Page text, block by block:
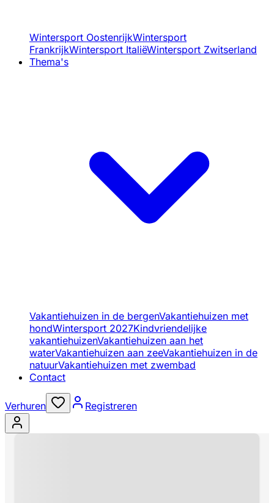
Wintersport OostenrijkWintersport
FrankrijkWintersport ItaliëWintersport Zwitserland
Thema's
Vakantiehuizen in de bergenVakantiehuizen met
hondWintersport 2027Kindvriendelijke
vakantiehuizenVakantiehuizen aan het
waterVakantiehuizen aan zeeVakantiehuizen in de
natuurVakantiehuizen met zwembad
Contact
Verhuren Registreren